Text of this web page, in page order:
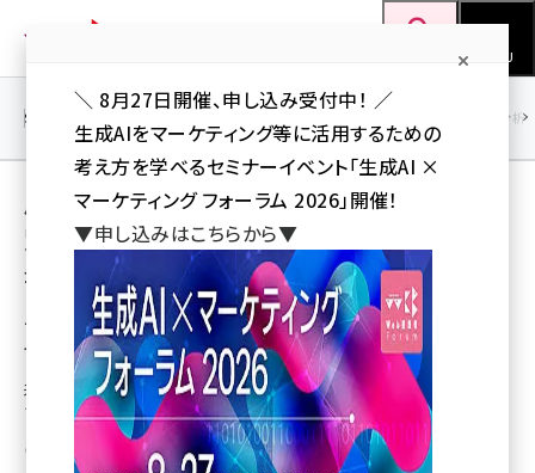
ン
MENU
seo (3532)
ai (2814)
youtube (2441)
note (2317)
セミナー (2310)
SEO アクセス解析／データ分析
用語「来店型店舗」 が使われている記事の一
覧
全 2 記事中 1 ～ 2 を表示中
ヤフー・アスクル・出前館が来店型店舗、ク
イックコマース「Yahoo!マート」の拠点活用
来店型店舗はクイックコマース事業者で初、ヤフーはYahoo!マート事業を行
う子会社設立
山川 健（Web担 編集部）
＼ 8月27日開催、申し込み受付中！ ／
生成AIをマーケティング等に活用するための
考え方を学べるセミナーイベント「生成AI ×
マーケティング フォーラム 2026」開催！
▼申し込みはこちらから▼